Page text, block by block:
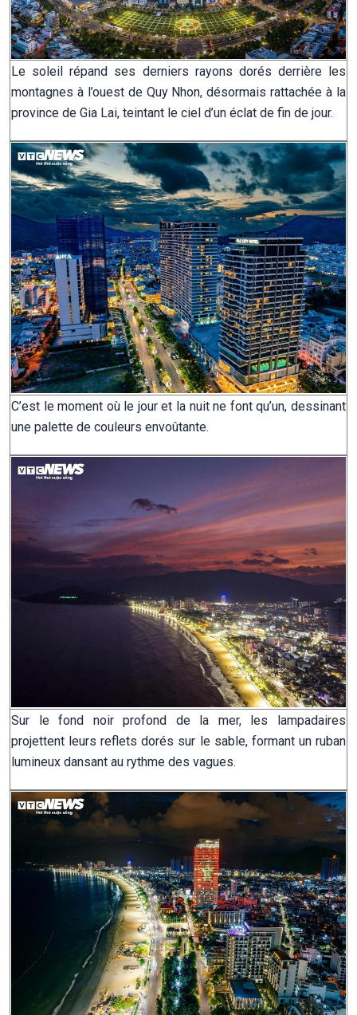
Le soleil répand ses derniers rayons dorés derrière les
montagnes à l’ouest de Quy Nhon, désormais rattachée à la
province de Gia Lai, teintant le ciel d’un éclat de fin de jour.
C’est le moment où le jour et la nuit ne font qu’un, dessinant
une palette de couleurs envoûtante.
Sur le fond noir profond de la mer, les lampadaires
projettent leurs reflets dorés sur le sable, formant un ruban
lumineux dansant au rythme des vagues.